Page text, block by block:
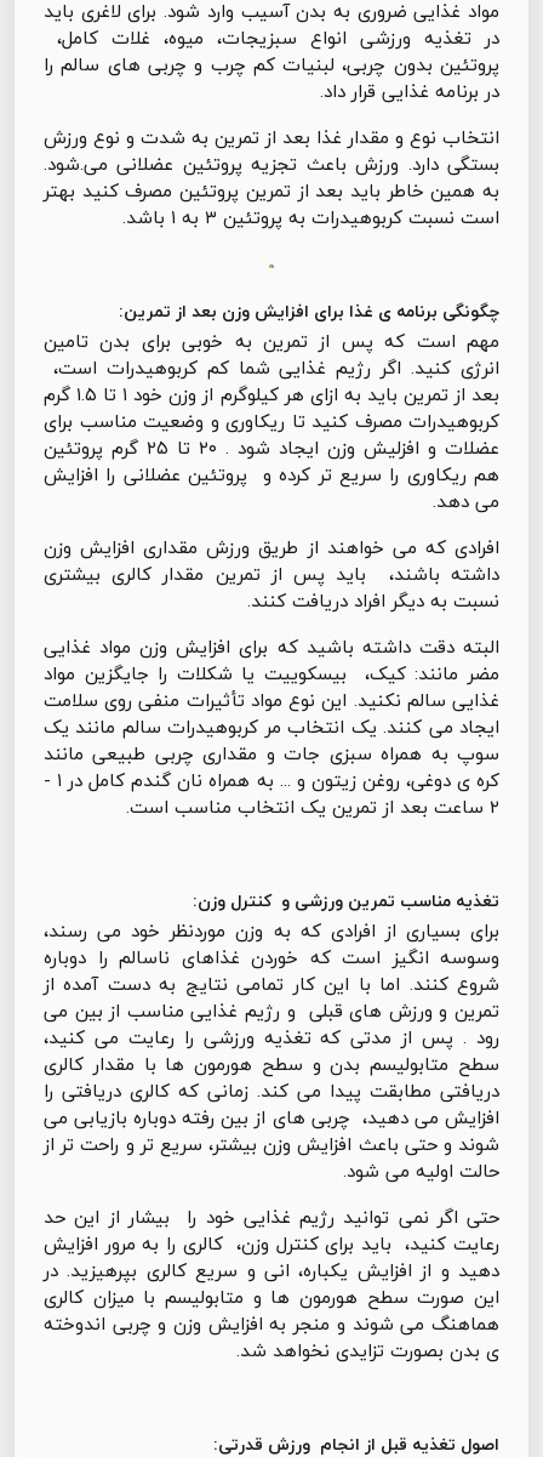
مواد غذایی ضروری به بدن آسیب وارد شود. برای لاغری باید
در تغذیه ورزشی انواع سبزیجات، میوه، غلات کامل،
پروتئین بدون چربی، لبنیات کم چرب و چربی های سالم را
در برنامه غذایی قرار داد.
انتخاب نوع و مقدار غذا بعد از تمرین به شدت و نوع ورزش
بستگی دارد. ورزش باعث تجزیه پروتئین عضلانی می.شود.
به همین خاطر باید بعد از تمرین پروتئین مصرف کنید بهتر
است نسبت کربوهیدرات به پروتئین ۳ به ۱ باشد.
چگونگی برنامه ی غذا برای افزایش وزن بعد از تمرین:
مهم است که پس از تمرین به خوبی برای بدن تامین
انرژی کنید. اگر رژیم غذایی شما كم كربوهيدرات است،
بعد از تمرین باید به ازای هر کیلوگرم از وزن خود ۱ تا ۱.۵ گرم
کربوهیدرات مصرف کنید تا ریکاوری و وضعیت مناسب برای
عضلات و افزلیش وزن ایجاد شود . ۲۰ تا ۲۵ گرم پروتئین
هم ریکاوری را سریع تر کرده و پروتئین عضلانی را افزایش
می دهد.
افرادی که می خواهند از طریق ورزش مقداری افزایش وزن
داشته باشند، باید پس از تمرین مقدار کالری بیشتری
نسبت به دیگر افراد دریافت کنند.
البته دقت داشته باشید که برای افزایش وزن مواد غذایی
مضر مانند: کیک، بیسکوییت یا شکلات را جایگزین مواد
غذایی سالم نکنید. این نوع مواد تأثیرات منفی روی سلامت
ایجاد می کنند. یک انتخاب مر کربوهیدرات سالم مانند یک
سوپ به همراه سبزی جات و مقداری چربی طبیعی مانند
کره ی دوغی، روغن زیتون و ... به همراه نان گندم کامل در ۱ -
۲ ساعت بعد از تمرین یک انتخاب مناسب است.
تغذیه مناسب تمرین ورزشی و کنترل وزن:
برای بسیاری از افرادی که به وزن موردنظر خود می رسند،
وسوسه انگیز است که خوردن غذاهای ناسالم را دوباره
شروع کنند. اما با این کار تمامی نتایج به دست آمده از
تمرین و ورزش های قبلی و رژیم غذایی مناسب از بین می
رود . پس از مدتی که تغذیه ورزشی را رعایت می کنید،
سطح متابولیسم بدن و سطح هورمون ها با مقدار کالری
دریافتی مطابقت پیدا می کند. زمانی که کالری دریافتی را
افزایش می دهید، چربی های از بین رفته دوباره بازیابی می
شوند و حتی باعث افزایش وزن بیشتر، سریع تر و راحت تر از
حالت اولیه می شود.
حتی اگر نمی توانید رژیم غذایی خود را بیشار از این حد
رعایت کنید، باید برای کنترل وزن، کالری را به مرور افزایش
دهید و از افزایش یکباره، انی و سریع کالری بپرهیزید. در
این صورت سطح هورمون ها و متابولیسم با میزان کالری
هماهنگ می شوند و منجر به افزایش وزن و چربی اندوخته
ی بدن بصورت تزایدی نخواهد شد.
اصول تغذیه قبل از انجام ورزش قدرتی: